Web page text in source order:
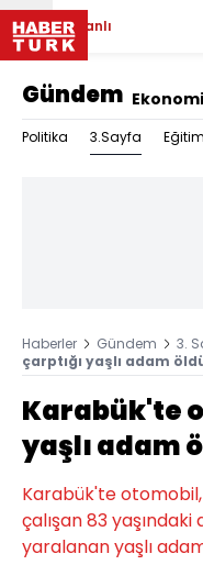
Canlı
Gündem Ekonomi
Politika 3.Sayfa Eğitim
Haberler Gündem 3.
çarptığı yaşlı adam
Karabük'te
yaşlı adam
Karabük'te otomobil,
çalışan 83
yaralanan yaşlı